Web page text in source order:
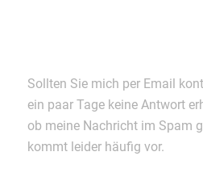
Sollten Sie mich per Email
ein paar Tage keine Antwort
ob meine Nachricht im Spam
kommt leider häufig vor.